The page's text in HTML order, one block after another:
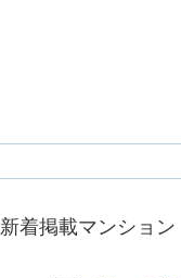
新着掲載マンション